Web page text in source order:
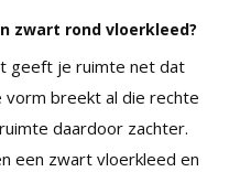
zwart rond vloerkleed?
geeft je ruimte net dat
breekt al die rechte
daardoor zachter.
een zwart vloerkleed en